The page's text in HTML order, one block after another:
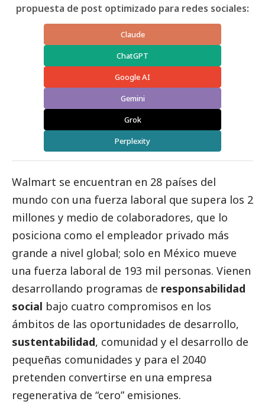
propuesta de post optimizado para redes sociales:
Claude
ChatGPT
Google AI
Gemini
Grok
Perplexity
Walmart se encuentran en 28 países del
mundo con una fuerza laboral que supera los 2
millones y medio de colaboradores, que lo
posiciona como el empleador privado más
grande a nivel global; solo en México mueve
una fuerza laboral de 193 mil personas. Vienen
desarrollando programas de responsabilidad
social bajo cuatro compromisos en los
ámbitos de las oportunidades de desarrollo,
sustentabilidad, comunidad y el desarrollo de
pequeñas comunidades y para el 2040
pretenden convertirse en una empresa
regenerativa de “cero” emisiones.